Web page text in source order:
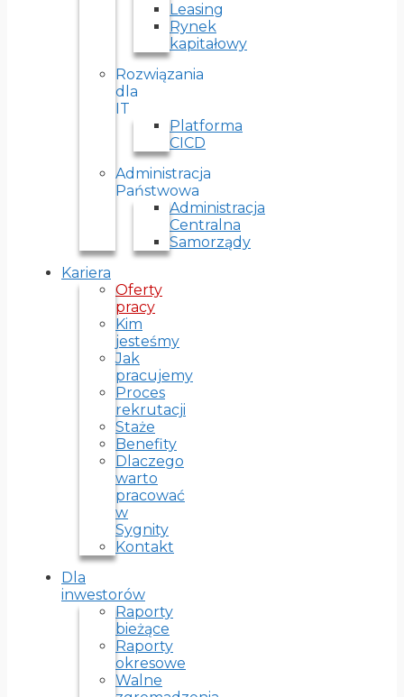
Leasing
Rynek
kapitałowy
Rozwiązania
dla
IT
Platforma
CICD
Administracja
Państwowa
Administracja
Centralna
Samorządy
Kariera
Oferty
pracy
Kim
jesteśmy
Jak
pracujemy
Proces
rekrutacji
Staże
Benefity
Dlaczego
warto
pracować
w
Sygnity
Kontakt
Dla
inwestorów
Raporty
bieżące
Raporty
okresowe
Walne